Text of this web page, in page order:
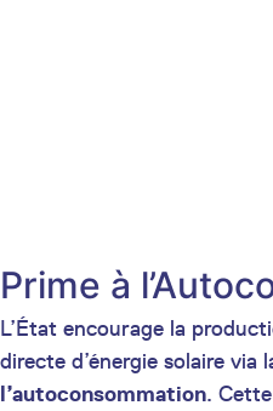
Prime à
L’État encourage la
directe d’énergie solaire via
l’autoconsommation.